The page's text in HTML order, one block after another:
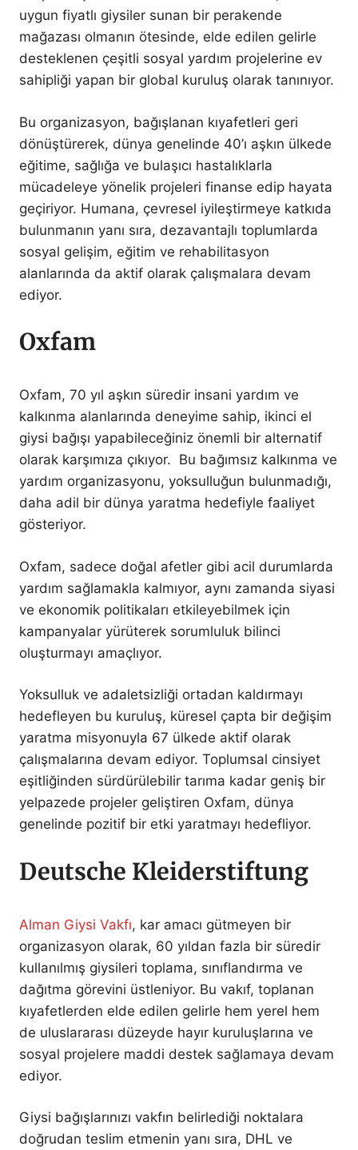
uygun fiyatlı giysiler sunan bir perakende
mağazası olmanın ötesinde, elde edilen gelirle
desteklenen çeşitli sosyal yardım projelerine ev
sahipliği yapan bir global kuruluş olarak tanınıyor.
Bu organizasyon, bağışlanan kıyafetleri geri
dönüştürerek, dünya genelinde 40’ı aşkın ülkede
eğitime, sağlığa ve bulaşıcı hastalıklarla
mücadeleye yönelik projeleri finanse edip hayata
geçiriyor. Humana, çevresel iyileştirmeye katkıda
bulunmanın yanı sıra, dezavantajlı toplumlarda
sosyal gelişim, eğitim ve rehabilitasyon
alanlarında da aktif olarak çalışmalara devam
ediyor.
Oxfam
Oxfam, 70 yıl aşkın süredir insani yardım ve
kalkınma alanlarında deneyime sahip, ikinci el
giysi bağışı yapabileceğiniz önemli bir alternatif
olarak karşımıza çıkıyor. Bu bağımsız kalkınma ve
yardım organizasyonu, yoksulluğun bulunmadığı,
daha adil bir dünya yaratma hedefiyle faaliyet
gösteriyor.
Oxfam, sadece doğal afetler gibi acil durumlarda
yardım sağlamakla kalmıyor, aynı zamanda siyasi
ve ekonomik politikaları etkileyebilmek için
kampanyalar yürüterek sorumluluk bilinci
oluşturmayı amaçlıyor.
Yoksulluk ve adaletsizliği ortadan kaldırmayı
hedefleyen bu kuruluş, küresel çapta bir değişim
yaratma misyonuyla 67 ülkede aktif olarak
çalışmalarına devam ediyor. Toplumsal cinsiyet
eşitliğinden sürdürülebilir tarıma kadar geniş bir
yelpazede projeler geliştiren Oxfam, dünya
genelinde pozitif bir etki yaratmayı hedefliyor.
Deutsche Kleiderstiftung
Alman Giysi Vakfı, kar amacı gütmeyen bir
organizasyon olarak, 60 yıldan fazla bir süredir
kullanılmış giysileri toplama, sınıflandırma ve
dağıtma görevini üstleniyor. Bu vakıf, toplanan
kıyafetlerden elde edilen gelirle hem yerel hem
de uluslararası düzeyde hayır kuruluşlarına ve
sosyal projelere maddi destek sağlamaya devam
ediyor.
Giysi bağışlarınızı vakfın belirlediği noktalara
doğrudan teslim etmenin yanı sıra, DHL ve